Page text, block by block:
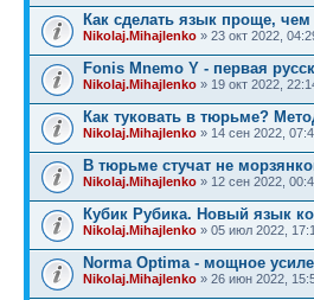
Как сделать язык проще, чем
Nikolaj.Mihajlenko » 23 окт 2022,
Fonis Mnemo Y - первая
Nikolaj.Mihajlenko » 19 окт 2022,
Как туковать в тюрьме?
Nikolaj.Mihajlenko » 14 сен 2022,
В тюрьме стучат не
Nikolaj.Mihajlenko » 12 сен 2022,
Кубик Рубика. Новый язык
Nikolaj.Mihajlenko » 05 июл 2022,
Norma Optima - мощное
Nikolaj.Mihajlenko » 26 июн 2022,